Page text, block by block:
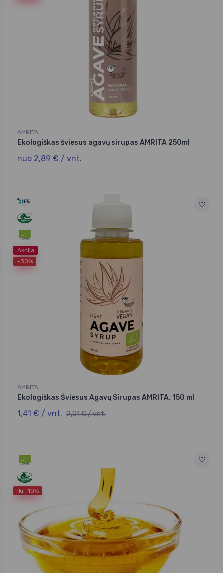
AMRITA
Ekologiškas šviesus agavų sirupas AMRITA 250ml
nuo 2,89 € / vnt.
Akcija
-30%
AMRITA
Ekologiškas Šviesus Agavų Sirupas AMRITA, 150 ml
1,41 € / vnt. 2,01 € / vnt.
iki -10%